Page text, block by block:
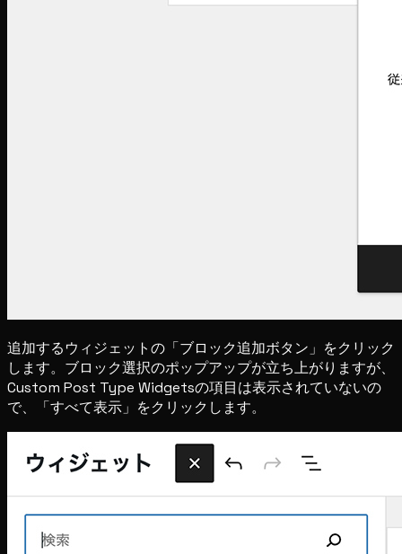
追加するウィジェットの「ブロック追加ボタン」をクリック
します。ブロック選択のポップアップが立ち上がりますが、
Custom Post Type Widgetsの項目は表示されていないの
で、「すべて表示」をクリックします。